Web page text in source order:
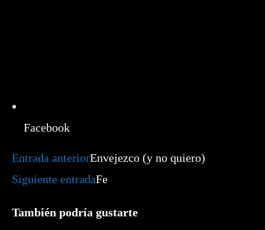
Facebook
Leer
más
artículos
Entrada anteriorEnvejezco (y no quiero)
Siguiente entradaFe
También podría gustarte